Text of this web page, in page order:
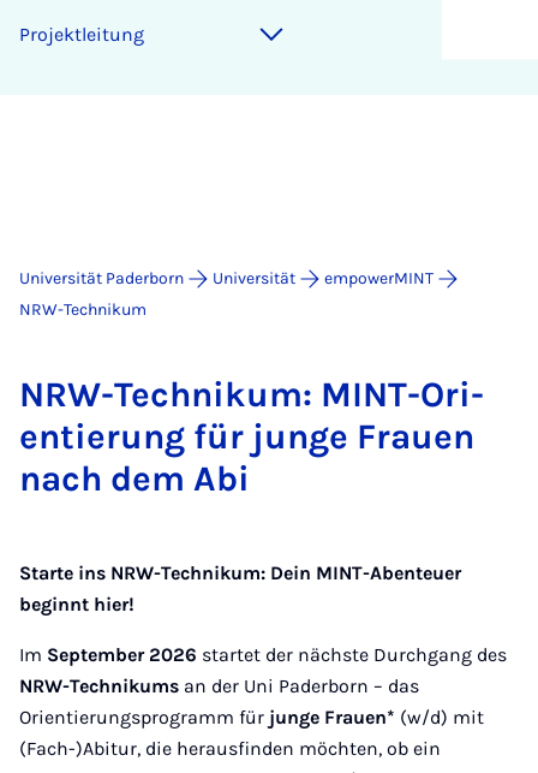
Pro­jekt­lei­tung
Universität Paderborn Universität
empowerMINT
NRW-Technikum
NRW-Tech­ni­kum: MINT-Ori­
en­tie­rung für jun­ge Frau­en
nach dem Abi
Starte ins NRW-Technikum: Dein MINT-Abenteuer
beginnt hier!
Im September 2026 startet der nächste Durchgang des
NRW-Technikums an der Uni Paderborn – das
Orientierungsprogramm für junge Frauen* (w/d) mit
(Fach-)Abitur, die herausfinden möchten, ob ein